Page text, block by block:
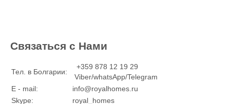
Связаться с Нами
Тел. в Болгарии:
+359 878 12 19 29
Viber/whatsApp/Telegram
E - mail:
info@royalhomes.ru
Skype:
royal_homes